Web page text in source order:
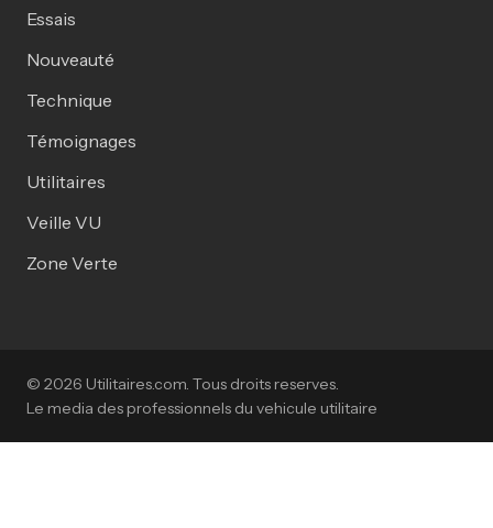
Essais
Nouveauté
Technique
Témoignages
Utilitaires
Veille VU
Zone Verte
© 2026 Utilitaires.com. Tous droits reserves.
Le media des professionnels du vehicule utilitaire